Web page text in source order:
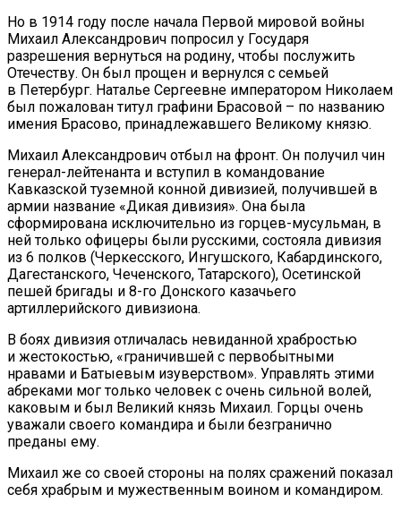
Но в 1914 году после начала Первой мировой войны
Михаил Александрович попросил у Государя
разрешения вернуться на родину, чтобы послужить
Отечеству. Он был прощен и вернулся с семьей
в Петербург. Наталье Сергеевне императором Николаем
был пожалован титул графини Брасовой – по названию
имения Брасово, принадлежавшего Великому князю.
Михаил Александрович отбыл на фронт. Он получил чин
генерал-лейтенанта и вступил в командование
Кавказской туземной конной дивизией, получившей в
армии название «Дикая дивизия». Она была
сформирована исключительно из горцев-мусульман, в
ней только офицеры были русскими, состояла дивизия
из 6 полков (Черкесского, Ингушского, Кабардинского,
Дагестанского, Чеченского, Татарского), Осетинской
пешей бригады и 8-го Донского казачьего
артиллерийского дивизиона.
В боях дивизия отличалась невиданной храбростью
и жестокостью, «граничившей с первобытными
нравами и Батыевым изуверством». Управлять этими
абреками мог только человек с очень сильной волей,
каковым и был Великий князь Михаил. Горцы очень
уважали своего командира и были безгранично
преданы ему.
Михаил же со своей стороны на полях сражений показал
себя храбрым и мужественным воином и командиром.